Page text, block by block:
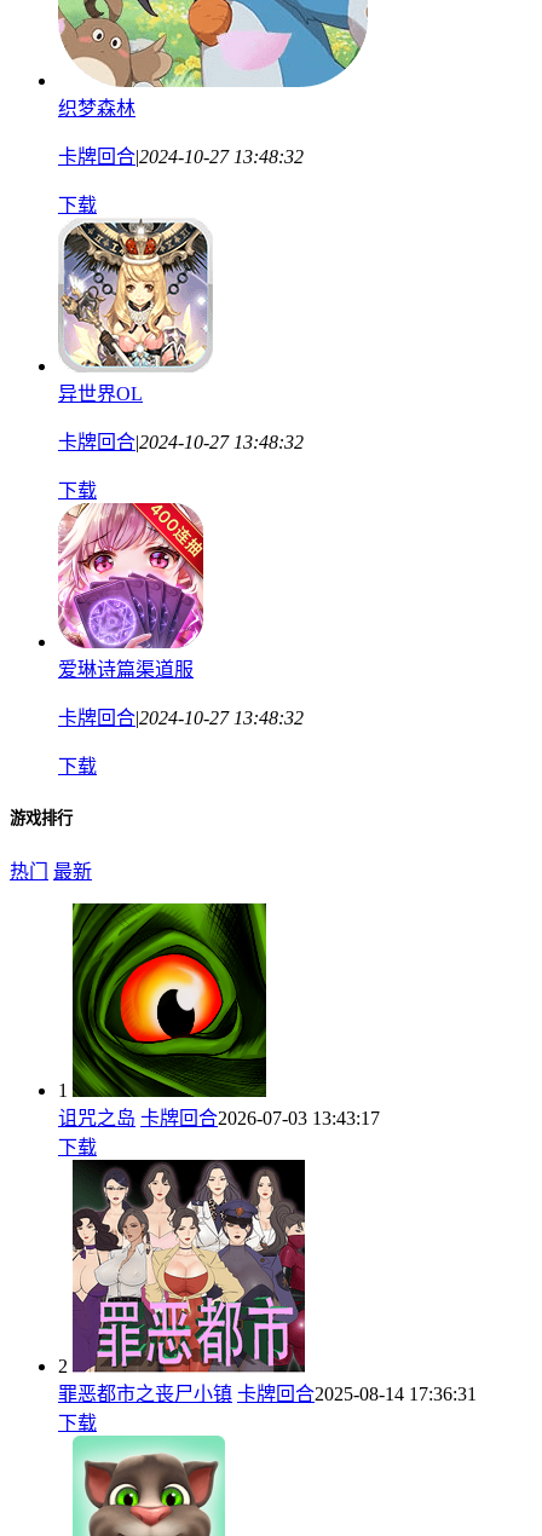
织梦森林
卡牌回合|2024-10-27 13:48:32
下载
异世界OL
卡牌回合|2024-10-27 13:48:32
下载
爱琳诗篇渠道服
卡牌回合|2024-10-27 13:48:32
下载
游戏排行
热门 最新
1
诅咒之岛 卡牌回合2026-07-03 13:43:17
下载
2
罪恶都市之丧尸小镇 卡牌回合2025-08-14 17:36:31
下载